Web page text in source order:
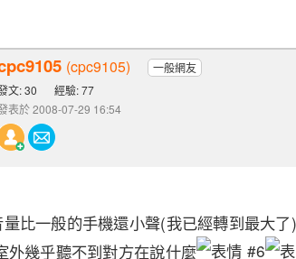
(cpc9105)
一般網友
文: 30
經驗: 77
表於 2008-07-29 16:54
比一般的手機還小聲(我已經轉到最大
外幾乎聽不到對方在說什麼